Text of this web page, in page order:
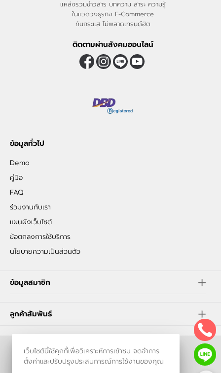
แหล่งรวมข่าวสาร บทความ สาระ ความรู้
ในแวดวงธุรกิจ E-Commerce
ทันกระแส ไม่พลาดเทรนด์ฮิต
ติดตามผ่านสังคมออนไลน์
ข้อมูลทั่วไป
Demo
คู่มือ
FAQ
ร่วมงานกับเรา
แผนผังเว็บไซต์
ข้อตกลงการใช้บริการ
นโยบายความเป็นส่วนตัว
ข้อมูลสมาชิก
ลูกค้าสัมพันธ์
ร้านค้าออนไลน์
เว็บไซต์นี้ใช้คุกกี้เพื่อวิเคราะห์การเข้าชม จดจำการ
ตั้งค่าและปรับปรุงประสบการณ์การใช้งานของคุณ